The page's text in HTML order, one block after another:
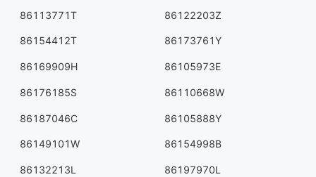
86113771T 86122203Z
86154412T 86173761Y
86169909H 86105973E
86176185S 86110668W
86187046C 86105888Y
86149101W 86154998B
86132213L 86197970L